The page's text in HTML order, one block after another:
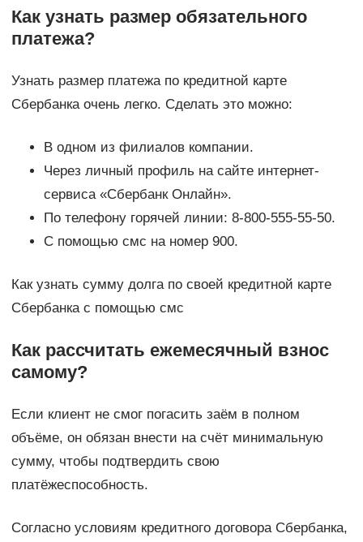
Как узнать размер обязательного
платежа?
Узнать размер платежа по кредитной карте
Сбербанка очень легко. Сделать это можно:
В одном из филиалов компании.
Через личный профиль на сайте интернет-
сервиса «Сбербанк Онлайн».
По телефону горячей линии: 8-800-555-55-50.
С помощью смс на номер 900.
Как узнать сумму долга по своей кредитной карте
Сбербанка с помощью смс
Как рассчитать ежемесячный взнос
самому?
Если клиент не смог погасить заём в полном
объёме, он обязан внести на счёт минимальную
сумму, чтобы подтвердить свою
платёжеспособность.
Согласно условиям кредитного договора Сбербанка,